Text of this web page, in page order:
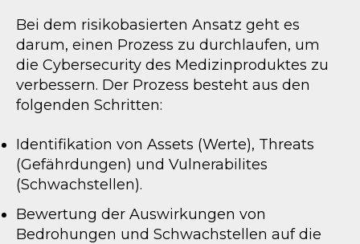
Bei dem risikobasierten Ansatz geht es
darum, einen Prozess zu durchlaufen, um
die Cybersecurity des Medizinproduktes zu
verbessern. Der Prozess besteht aus den
folgenden Schritten:
Identifikation von Assets (Werte), Threats
(Gefährdungen) und Vulnerabilites
(Schwachstellen).
Bewertung der Auswirkungen von
Bedrohungen und Schwachstellen auf die